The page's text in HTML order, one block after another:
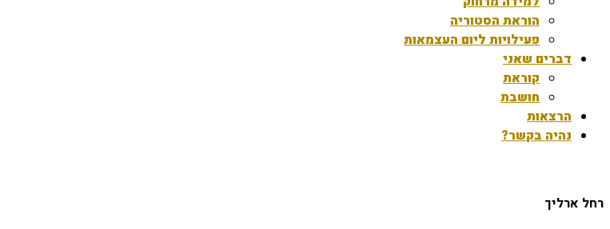
הוראת הסטוריה
פעילויות ליום העצמאות
דברים שאני
קוראת
חושבת
הרצאות
נהיה בקשר?
רחל ארליך